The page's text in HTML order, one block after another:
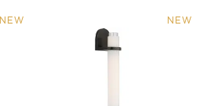
NEW NEW